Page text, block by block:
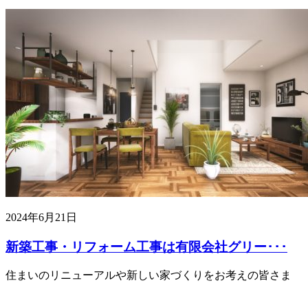
2024年6月21日
新築工事・リフォーム工事は有限会社グリー･･･
住まいのリニューアルや新しい家づくりをお考えの皆さま